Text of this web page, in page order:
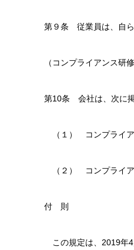
第９条 従業員は、自ら
（コンプライアンス研修
第10条 会社は、次に掲
（１） コンプライア
（２） コンプライア
付 則
この規定は、2019年4